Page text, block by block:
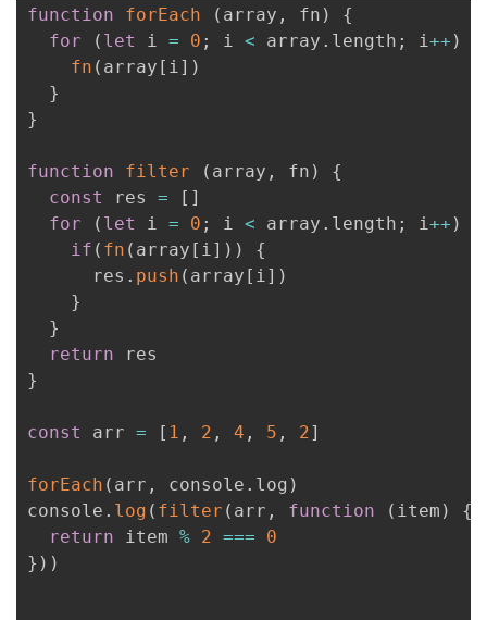
验
收
藏
议
function forEach ( array , fn )
{
for
( let i = 0 ; i < array . length ; i++ )
fn ( array [ i] )
}
}
function filter ( array , fn )
{
const
res = [ ]
for
( let i = 0 ; i < array . length ; i++ )
if ( fn ( array [ i] ) )
{
      res
. push ( array [ i] )
}
}
return
}
const arr = [ 1 , 2 , 4 , 5 , 2]
forEach ( arr , console . log )
console . log ( filter ( arr , function ( item )
{
return item % 2 ===
0
} ) )